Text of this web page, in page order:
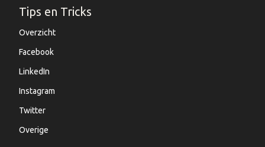
Tips en Tricks
Overzicht
Facebook
LinkedIn
Instagram
Twitter
Overige